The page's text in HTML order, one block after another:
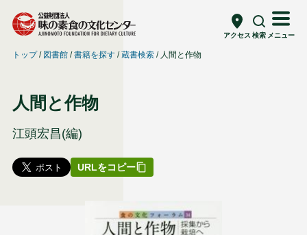
アクセス 検索 メニュー
トップ 図書館 書籍を探す 蔵書検索 人間と作物
人間と作物
江頭宏昌(編)
URLをコピー